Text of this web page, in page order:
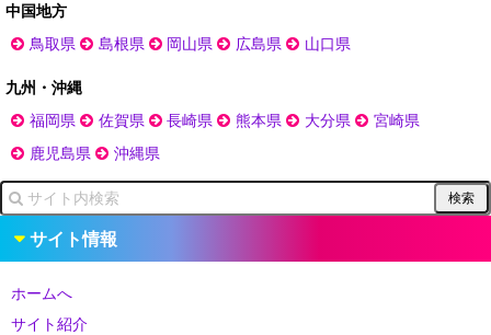
中国地方
鳥取県
島根県 岡山県 広島県 山口県
九州・沖縄
福岡県
佐賀県 長崎県 熊本県 大分県
宮崎県
鹿児島県
沖縄県
サイト情報
ホームへ
サイト紹介